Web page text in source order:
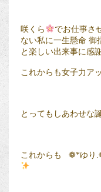
咲くら
でお仕事さ
ない私に一生懸命 御
と楽しい出来事に感
これからも女子力ア
とってもしあわせな
これからも ❁*ゆり